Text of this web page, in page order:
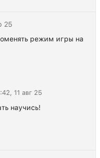
25
режим игры на
11 авг 25
научись!